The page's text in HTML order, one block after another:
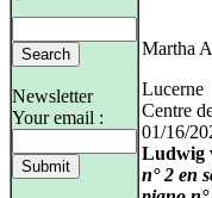
Newsletter
Your email :
Martha
Lucerne
Centre
01/16/
Ludwig
n° 2 en